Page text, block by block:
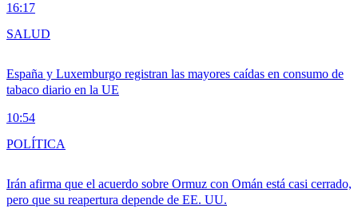
16:17
España y Luxemburgo registran las mayores caídas en consumo de
tabaco diario en la UE
10:54
SALUD
Irán afirma que el acuerdo sobre Ormuz con Omán está casi cerrado,
pero que su reapertura depende de EE. UU.
POLÍTICA